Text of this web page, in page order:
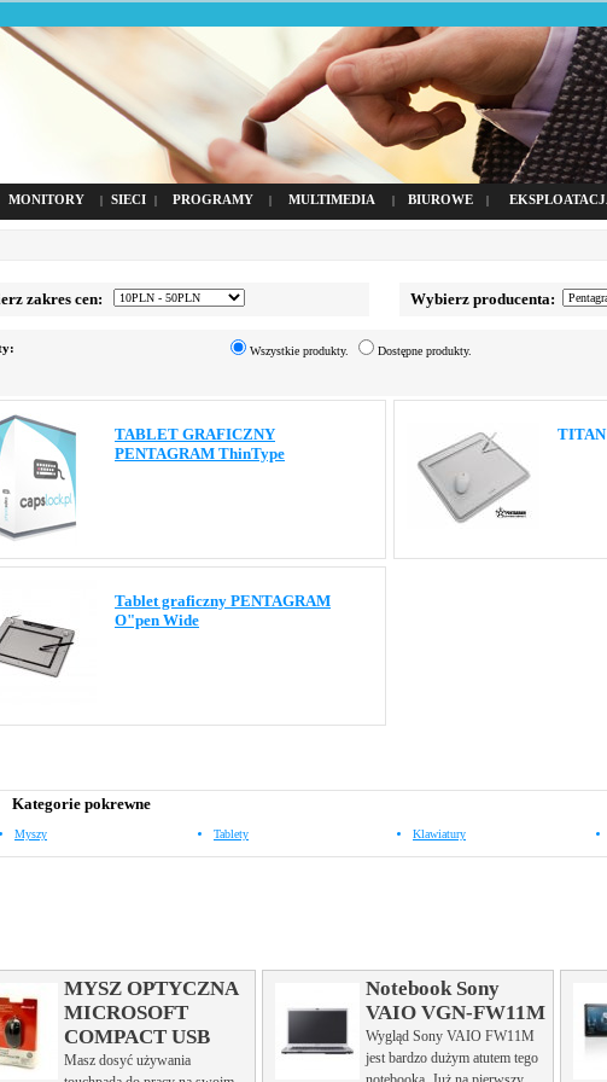
MONITORY | SIECI | PROGRAMY | MULTIMEDIA | BIUROWE |
zakres cen: Wybierz producenta:
Wszystkie produkty. Dostępne produkty.
TABLET GRAFICZNY
PENTAGRAM ThinType
Tablet graficzny PENTAGRAM
O"pen Wide
Kategorie pokrewne
Myszy Tablety Klawiatury
MYSZ OPTYCZNA
MICROSOFT
COMPACT USB
Masz dosyć używania
Notebook Sony
VAIO VGN-FW11M
Wygląd Sony VAIO FW11M
jest bardzo dużym atutem tego